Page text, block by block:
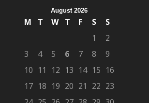
August 2026
M T W T F S
S
1
2
3
4 5 6 7 8
9
10 11 12 13 14 15 16
17 18 19 20 21 22 23